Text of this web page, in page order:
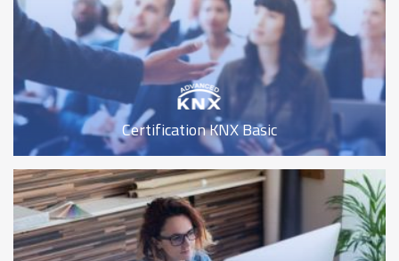
Certification KNX Basic